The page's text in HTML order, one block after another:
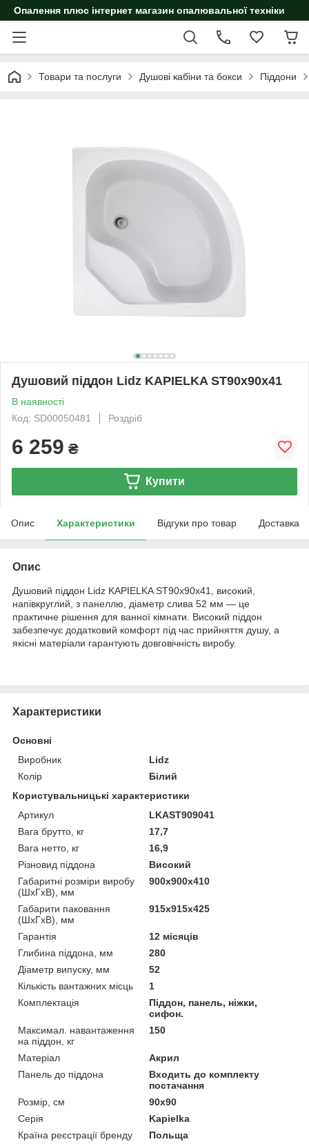
Опалення плюс інтернет магазин опалювальної техніки
Товари та послуги Душові кабіни та бокси Піддони
Душовий піддон Lidz KAPIELKA ST90x90x41
В наявності
Код: SD00050481
Роздріб
6 259 ₴
Купити
Опис Характеристики Відгуки про товар Доставка
Опис
Душовий піддон Lidz KAPIELKA ST90x90x41, високий,
напівкруглий, з панеллю, діаметр слива 52 мм — це
практичне рішення для ванної кімнати. Високий піддон
забезпечує додатковий комфорт під час прийняття душу, а
якісні матеріали гарантують довговічність виробу.
Характеристики
Основні
Виробник
Lidz
Колір
Білий
Користувальницькі характеристики
Артикул
LKAST909041
Вага брутто, кг
17,7
Вага нетто, кг
16,9
Різновид піддона
Високий
Габаритні розміри виробу
(ШхГхВ), мм
900х900х410
Габарити паковання
(ШхГхВ), мм
915х915х425
Гарантія
12 місяців
Глибина піддона, мм
280
Діаметр випуску, мм
52
Кількість вантажних місць
1
Комплектація
Піддон, панель, ніжки,
сифон.
Максимал. навантаження
на піддон, кг
150
Матеріал
Акрил
Панель до піддона
Входить до комплекту
постачання
Розмір, см
90x90
Серія
Kapielka
Країна реєстрації бренду
Польща